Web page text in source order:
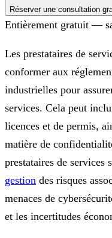
Réserver une consultation
Entièrement gratuit —
Les prestataires de
conformer aux
industrielles pour
services. Cela peut
licences et de permis,
matière de
prestataires de services
gestion des risques
menaces de
et les incertitudes